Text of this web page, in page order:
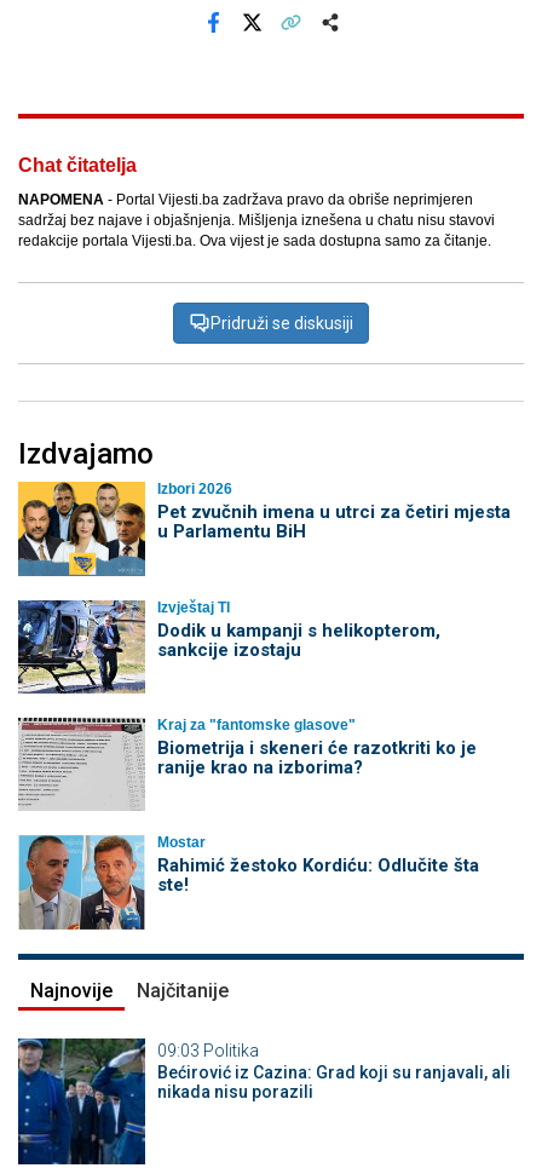
Chat čitatelja
NAPOMENA - Portal Vijesti.ba zadržava pravo da obriše neprimjeren
sadržaj bez najave i objašnjenja. Mišljenja iznešena u chatu nisu stavovi
redakcije portala Vijesti.ba. Ova vijest je sada dostupna samo za čitanje.
Pridruži se diskusiji
Izdvajamo
Izbori 2026
Pet zvučnih imena u utrci za četiri mjesta
u Parlamentu BiH
Izvještaj TI
Dodik u kampanji s helikopterom,
sankcije izostaju
Kraj za "fantomske glasove"
Biometrija i skeneri će razotkriti ko je
ranije krao na izborima?
Mostar
Rahimić žestoko Kordiću: Odlučite šta
ste!
Najnovije Najčitanije
09:03 Politika
Bećirović iz Cazina: Grad koji su ranjavali, ali
nikada nisu porazili